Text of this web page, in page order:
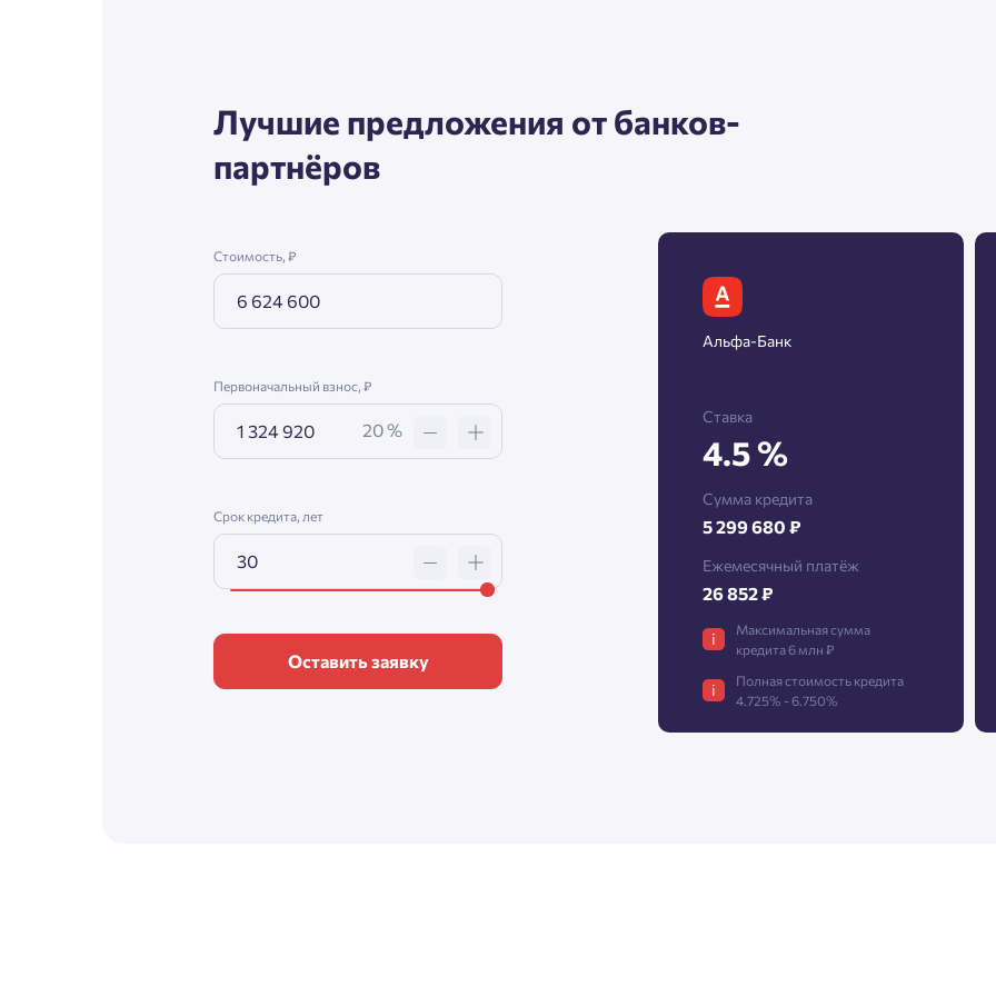
Лучшие предложения от банков-
партнёров
Стоимость, ₽
Первоначальный взнос, ₽
20 %
Срок кредита, лет
Оставить заявку
Альфа-Банк
Ставка
4.5 %
Сумма кредита
5 299 680 ₽
Ежемесячный платёж
26 852 ₽
i
Максимальная сумма
кредита 6 млн ₽
i
Полная стоимость кредита
4.725% - 6.750%